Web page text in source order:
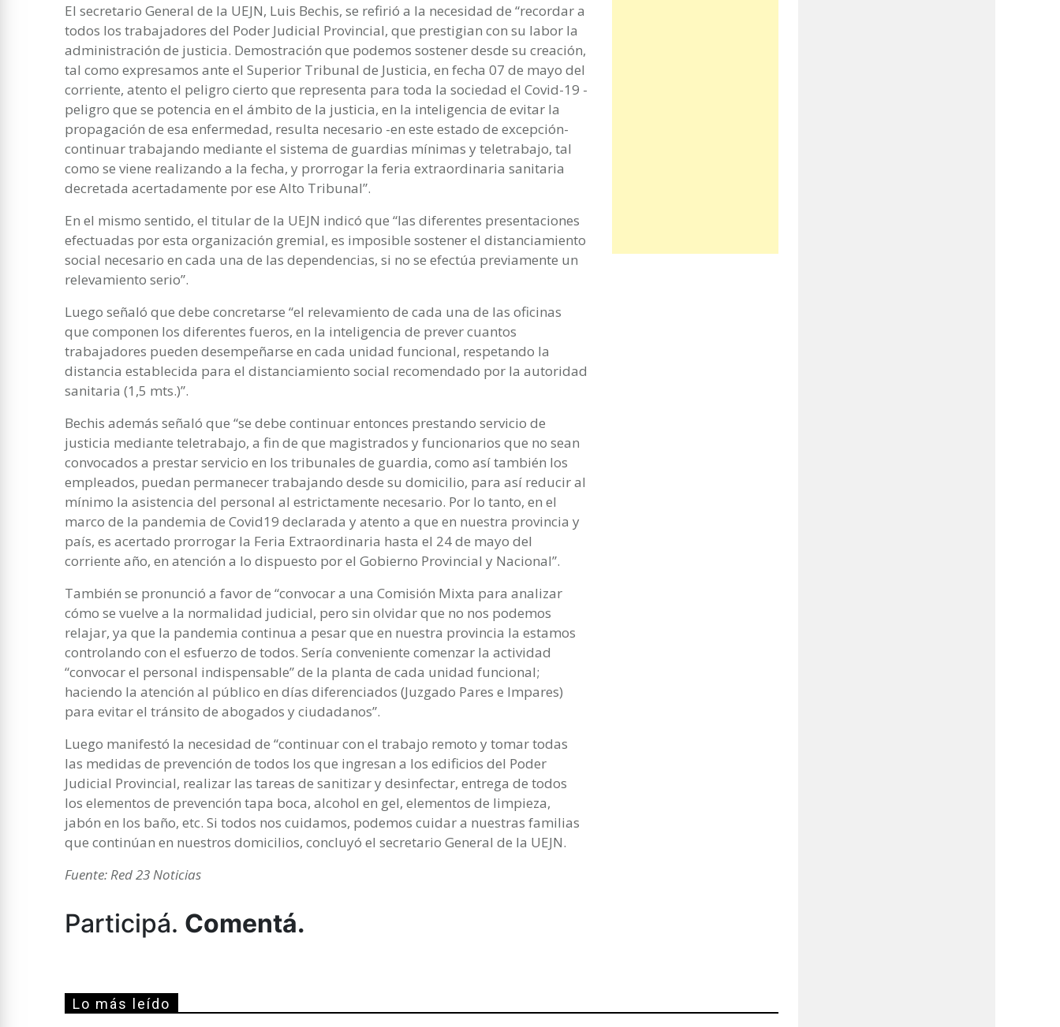
El secretario General de la UEJN, Luis Bechis, se refirió a la necesidad de “recordar a
todos los trabajadores del Poder Judicial Provincial, que prestigian con su labor la
administración de justicia. Demostración que podemos sostener desde su creación,
tal como expresamos ante el Superior Tribunal de Justicia, en fecha 07 de mayo del
corriente, atento el peligro cierto que representa para toda la sociedad el Covid-19 -
peligro que se potencia en el ámbito de la justicia, en la inteligencia de evitar la
propagación de esa enfermedad, resulta necesario -en este estado de excepción-
continuar trabajando mediante el sistema de guardias mínimas y teletrabajo, tal
como se viene realizando a la fecha, y prorrogar la feria extraordinaria sanitaria
decretada acertadamente por ese Alto Tribunal”.
En el mismo sentido, el titular de la UEJN indicó que “las diferentes presentaciones
efectuadas por esta organización gremial, es imposible sostener el distanciamiento
social necesario en cada una de las dependencias, si no se efectúa previamente un
relevamiento serio”.
Luego señaló que debe concretarse “el relevamiento de cada una de las oficinas
que componen los diferentes fueros, en la inteligencia de prever cuantos
trabajadores pueden desempeñarse en cada unidad funcional, respetando la
distancia establecida para el distanciamiento social recomendado por la autoridad
sanitaria (1,5 mts.)”.
Bechis además señaló que “se debe continuar entonces prestando servicio de
justicia mediante teletrabajo, a fin de que magistrados y funcionarios que no sean
convocados a prestar servicio en los tribunales de guardia, como así también los
empleados, puedan permanecer trabajando desde su domicilio, para así reducir al
mínimo la asistencia del personal al estrictamente necesario. Por lo tanto, en el
marco de la pandemia de Covid19 declarada y atento a que en nuestra provincia y
país, es acertado prorrogar la Feria Extraordinaria hasta el 24 de mayo del
corriente año, en atención a lo dispuesto por el Gobierno Provincial y Nacional”.
También se pronunció a favor de “convocar a una Comisión Mixta para analizar
cómo se vuelve a la normalidad judicial, pero sin olvidar que no nos podemos
relajar, ya que la pandemia continua a pesar que en nuestra provincia la estamos
controlando con el esfuerzo de todos. Sería conveniente comenzar la actividad
“convocar el personal indispensable” de la planta de cada unidad funcional;
haciendo la atención al público en días diferenciados (Juzgado Pares e Impares)
para evitar el tránsito de abogados y ciudadanos”.
Luego manifestó la necesidad de “continuar con el trabajo remoto y tomar todas
las medidas de prevención de todos los que ingresan a los edificios del Poder
Judicial Provincial, realizar las tareas de sanitizar y desinfectar, entrega de todos
los elementos de prevención tapa boca, alcohol en gel, elementos de limpieza,
jabón en los baño, etc. Si todos nos cuidamos, podemos cuidar a nuestras familias
que continúan en nuestros domicilios, concluyó el secretario General de la UEJN.
Fuente: Red 23 Noticias
Participá. Comentá.
Lo más leído